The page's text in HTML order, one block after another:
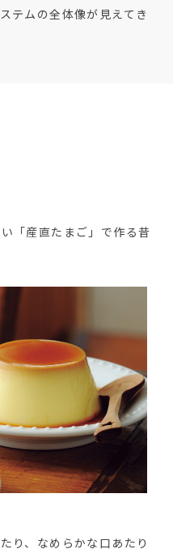
テムの全体像が見えてき
「産直たまご」で作る昔
り、なめらかな口あたり